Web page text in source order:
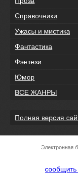
Справочники
Ужасы и мистика
Фантастика
Фэнтези
Юмор
ВСЕ ЖАНРЫ
Полная версия
Электронная